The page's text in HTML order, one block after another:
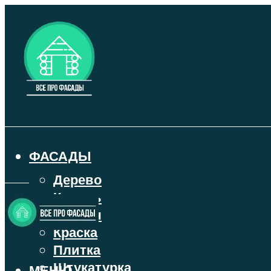
ФАСАДЫ
Дерево
Камень
Кирпич
Краска
Плитка
Штукатурка